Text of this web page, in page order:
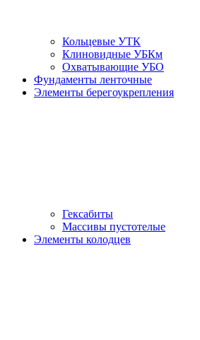
Кольцевые УТК
Клиновидные УБКм
Охватывающие УБО
Фундаменты ленточные
Элементы берегоукрепления
Гексабиты
Массивы пустотелые
Элементы колодцев